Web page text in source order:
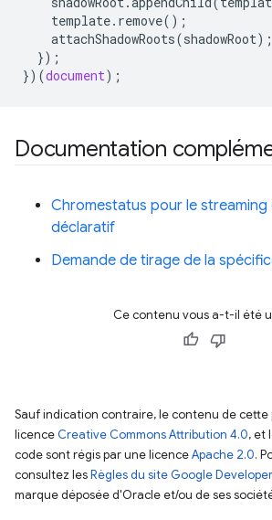
template. remove();
attachShadowRoots(shadowRoot);
});
})(document);
Documentation
Chromestatus pour le streaming
déclaratif
Demande de tirage de la
Ce contenu vous a-t-il été
Sauf indication contraire, le contenu de cette
licence Creative Commons Attribution 4.0, et
code sont régis par une licenceApache 2.0.
consultez lesRègles du site Google
marque déposée d'Oracle et/ou de ses